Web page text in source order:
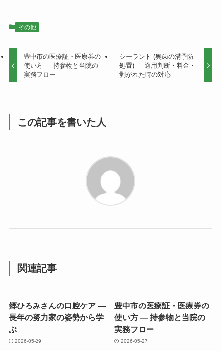
その他
豊中市の医療証・医療券の
使い方 ― 持参物と当院の
実務フロー
シーラント (奥歯の溝予防
処置) ― 適用判断・料金・
剥がれた時の対応
この記事を書いた人
関連記事
郷ひろみさんの口腔ケア —
長年の努力家の姿勢から学
ぶ
2026-05-29
豊中市の医療証・医療券の
使い方 ― 持参物と当院の
実務フロー
2026-05-27